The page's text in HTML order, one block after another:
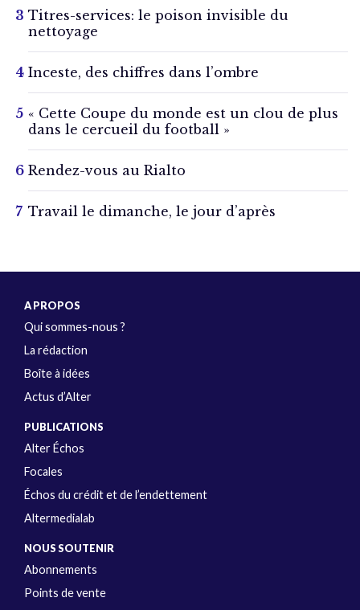
Titres-services: le poison invisible du
nettoyage
Inceste, des chiffres dans l’ombre
« Cette Coupe du monde est un clou de plus
dans le cercueil du football »
Rendez-vous au Rialto
Travail le dimanche, le jour d’après
A PROPOS
Qui sommes-nous ?
La rédaction
Boîte à idées
Actus d’Alter
PUBLICATIONS
Alter Échos
Focales
Échos du crédit et de l’endettement
Altermedialab
NOUS SOUTENIR
Abonnements
Points de vente